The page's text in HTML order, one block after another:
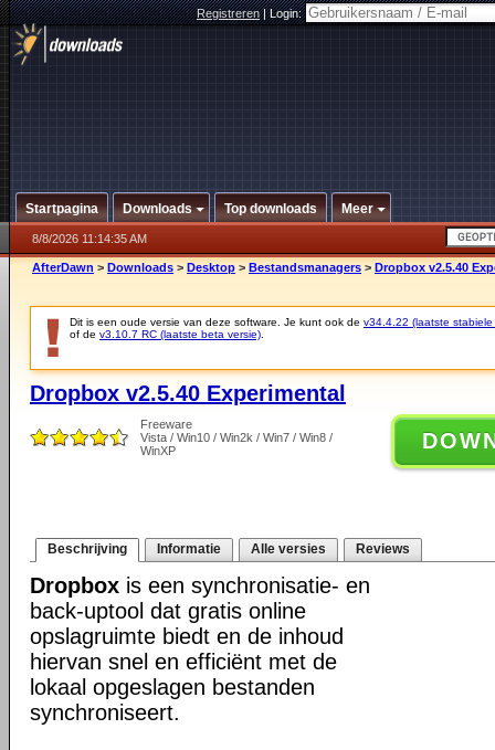
Registreren|Login:
Startpagina Downloads Top downloads Meer
8/8/2026 11:14:35 AM
AfterDawn > Downloads > Desktop > Bestandsmanagers > Dropbox v2.5.40
Dit is een oude versie van deze software. Je kunt ook de v34.4.22 (laatste stabiele
of de v3.10.7 RC (laatste beta versie)
Dropbox v2.5.40 Experimental
Freeware
Vista / Win10 / Win2k / Win7 / Win8 /
WinXP
Beschrijving Informatie Alle versies Reviews
Dropbox is een synchronisatie- en
back-uptool dat gratis online
opslagruimte biedt en de inhoud
hiervan snel en efficiënt met de
lokaal opgeslagen bestanden
synchroniseert.